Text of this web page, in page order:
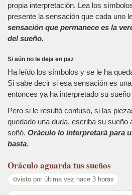
propia interpretación. Lea los
presente la sensación que cada uno
sensación que permanece es la
del sueño.
Si aún no le deja en paz
Ha leído los símbolos y se le ha
Si sabe decir si esa sensación es
entonces ya ha interpretado su
Pero si le resultó confuso, si las
quedado una duda, escriba su sueño
soñó. Oráculo lo interpretará para
basta.
Oráculo aguarda tus sueños
visto por última vez hace 3 horas